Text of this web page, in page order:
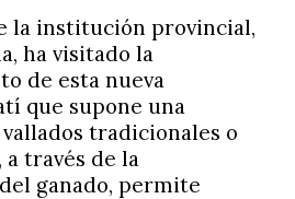
la institución provincial,
ha visitado la
de esta nueva
que supone una
tradicionales o
través de la
ganado, permite